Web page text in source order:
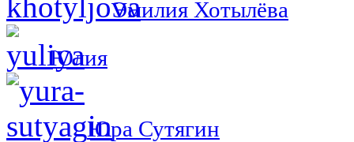
Эмилия Хотылёва
Юлия
Юра Сутягин